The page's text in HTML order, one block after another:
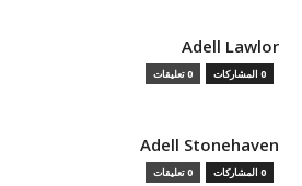
Adell Lawlor
0 المشاركات 0 تعليقات
Adell Stonehaven
0 المشاركات 0 تعليقات